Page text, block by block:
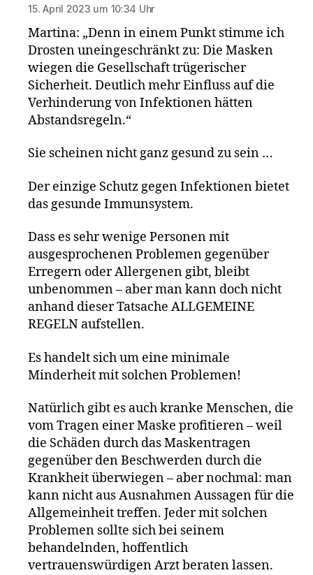
15. April 2023 um 10:34 Uhr
Martina: „Denn in einem Punkt stimme ich
Drosten uneingeschränkt zu: Die Masken
wiegen die Gesellschaft trügerischer
Sicherheit. Deutlich mehr Einfluss auf die
Verhinderung von Infektionen hätten
Abstandsregeln.“
Sie scheinen nicht ganz gesund zu sein …
Der einzige Schutz gegen Infektionen bietet
das gesunde Immunsystem.
Dass es sehr wenige Personen mit
ausgesprochenen Problemen gegenüber
Erregern oder Allergenen gibt, bleibt
unbenommen – aber man kann doch nicht
anhand dieser Tatsache ALLGEMEINE
REGELN aufstellen.
Es handelt sich um eine minimale
Minderheit mit solchen Problemen!
Natürlich gibt es auch kranke Menschen, die
vom Tragen einer Maske profitieren – weil
die Schäden durch das Maskentragen
gegenüber den Beschwerden durch die
Krankheit überwiegen – aber nochmal: man
kann nicht aus Ausnahmen Aussagen für die
Allgemeinheit treffen. Jeder mit solchen
Problemen sollte sich bei seinem
behandelnden, hoffentlich
vertrauenswürdigen Arzt beraten lassen.